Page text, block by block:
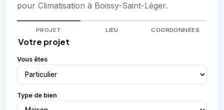
pour Climatisation à Boissy-Saint-Léger.
PROJET LIEU COORDONNÉES
Votre projet
Vous êtes
Type de bien